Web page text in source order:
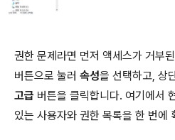
권한 문제라면 먼저 액세스가 거부
버튼으로 눌러 속성을 선택하고, 상
고급 버튼을 클릭합니다. 여기에서
있는 사용자와 권한 목록을 한 번에